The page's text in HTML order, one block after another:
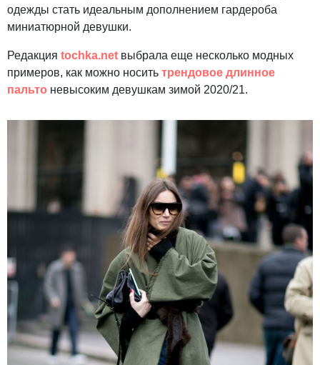
одежды стать идеальным дополнением гардероба
миниатюрной девушки.
Редакция tochka.net выбрала еще несколько модных
примеров, как можно носить трендовое длинное
пальто невысоким девушкам зимой 2020/21.